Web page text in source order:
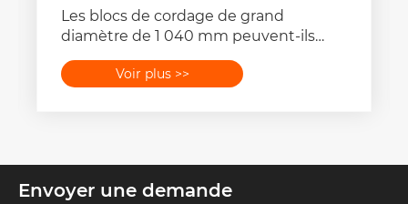
Les blocs de cordage de grand
diamètre de 1 040 mm peuvent-ils
conceptions uniques de lignes de
Voir plus >>
Envoyer une demande